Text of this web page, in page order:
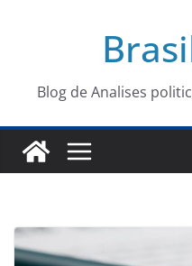
conteúdoBlog de Analises